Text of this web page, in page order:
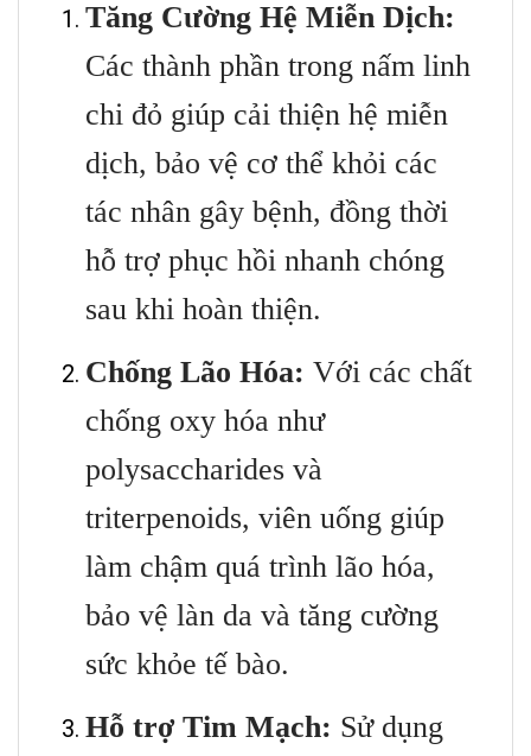
Tăng Cường Hệ Miễn Dịch:
Các thành phần trong nấm linh
chi đỏ giúp cải thiện hệ miễn
dịch, bảo vệ cơ thể khỏi các
tác nhân gây bệnh, đồng thời
hỗ trợ phục hồi nhanh chóng
sau khi hoàn thiện.
Chống Lão Hóa: Với các chất
chống oxy hóa như
polysaccharides và
triterpenoids, viên uống giúp
làm chậm quá trình lão hóa,
bảo vệ làn da và tăng cường
sức khỏe tế bào.
Hỗ trợ Tim Mạch: Sử dụng